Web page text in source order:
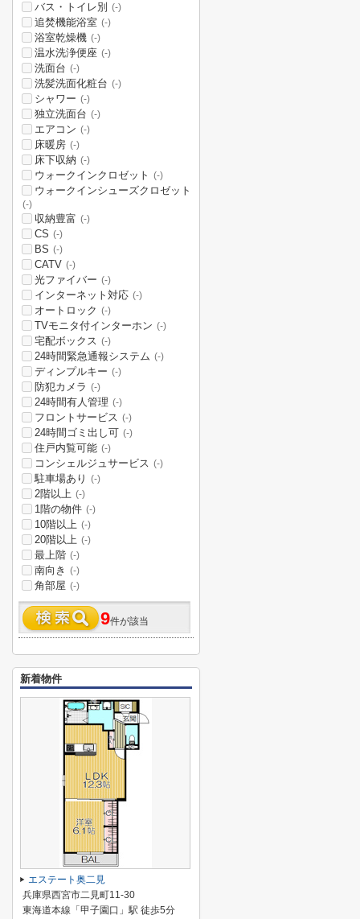
バス・トイレ別 (-)
追焚機能浴室 (-)
浴室乾燥機 (-)
温水洗浄便座 (-)
洗面台 (-)
洗髪洗面化粧台 (-)
シャワー (-)
独立洗面台 (-)
エアコン (-)
床暖房 (-)
床下収納 (-)
ウォークインクロゼット (-)
ウォークインシューズクロゼット
(-)
収納豊富 (-)
CS (-)
BS (-)
CATV (-)
光ファイバー (-)
インターネット対応 (-)
オートロック (-)
TVモニタ付インターホン (-)
宅配ボックス (-)
24時間緊急通報システム (-)
ディンプルキー (-)
防犯カメラ (-)
24時間有人管理 (-)
フロントサービス (-)
24時間ゴミ出し可 (-)
住戸内覧可能 (-)
コンシェルジュサービス (-)
駐車場あり (-)
2階以上 (-)
1階の物件 (-)
10階以上 (-)
20階以上 (-)
最上階 (-)
南向き (-)
角部屋 (-)
9件が該当
新着物件
エステート奥二見
兵庫県西宮市二見町11-30
東海道本線「甲子園口」駅 徒歩5分